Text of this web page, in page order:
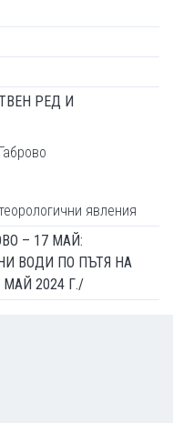
РЕД И
явления
– 17 МАЙ:
ВОДИ ПО ПЪТЯ НА
2024 Г./